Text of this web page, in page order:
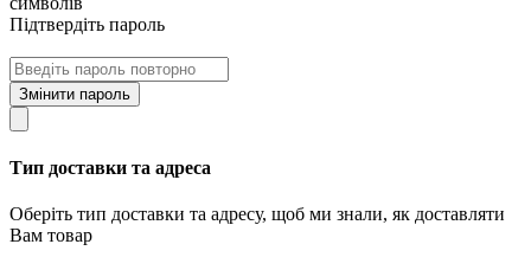
Підтвердіть пароль
Змінити пароль
Тип доставки та адреса
Оберіть тип доставки та адресу, щоб ми знали, як доставляти
Вам товар